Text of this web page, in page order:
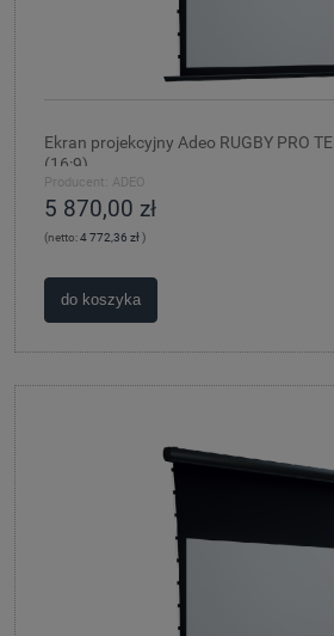
Ekran projekcyjny Adeo RUGBY PRO
(16:9)
Producent: ADEO
5 870,00 zł
(netto:4 772,36 zł)
do koszyka